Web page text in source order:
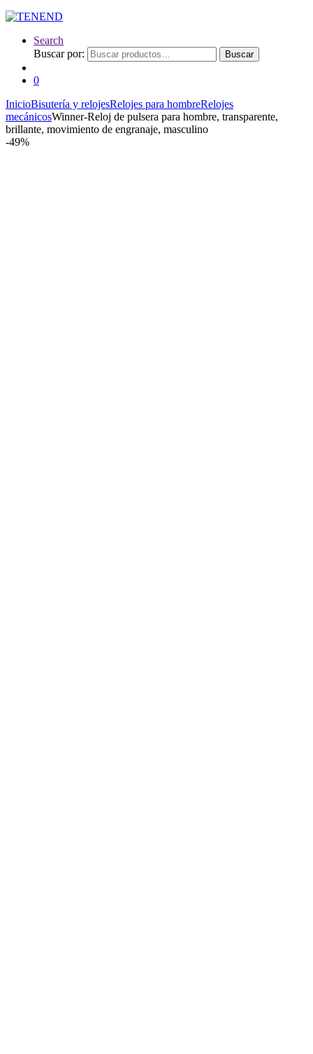
Search
Buscar por:
Buscar
0
InicioBisutería y relojesRelojes para hombreRelojes
mecánicosWinner-Reloj de pulsera para hombre, transparente,
brillante, movimiento de engranaje, masculino
-49%